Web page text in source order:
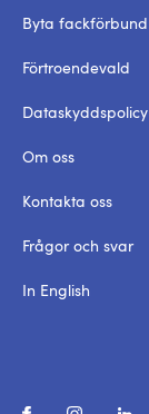
Byta fackförbund
Förtroendevald
Dataskyddspolicy
Om oss
Kontakta oss
Frågor och svar
In English